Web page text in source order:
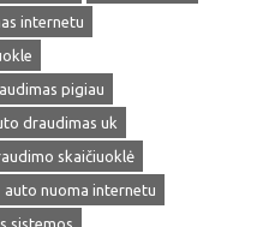
internetu
pigiau
draudimas uk
skaičiuoklė
auto nuoma internetu
sistemos